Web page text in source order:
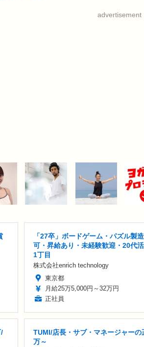
advertisement
「27卒」ボードゲーム・パズル製
可・昇給あり・未経験歓迎・20代
1丁目
株式会社enrich technology
東京都
月給25万5,000円～32万円
正社員
TUMI/店長・サブ・マネージャー
万～